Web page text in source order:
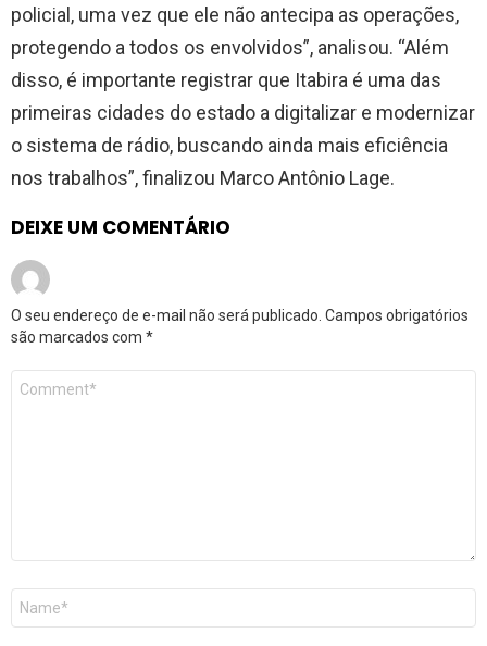
policial, uma vez que ele não antecipa as operações,
protegendo a todos os envolvidos”, analisou. “Além
disso, é importante registrar que Itabira é uma das
primeiras cidades do estado a digitalizar e modernizar
o sistema de rádio, buscando ainda mais eficiência
nos trabalhos”, finalizou Marco Antônio Lage.
DEIXE UM COMENTÁRIO
O seu endereço de e-mail não será publicado. Campos obrigatórios
são marcados com *
Comentário
Nome